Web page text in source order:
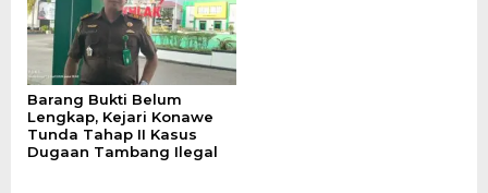
Barang Bukti Belum
Lengkap, Kejari Konawe
Tunda Tahap II Kasus
Dugaan Tambang Ilegal